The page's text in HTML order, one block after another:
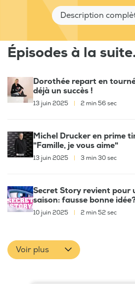
Description
Épisodes à la
Dorothée repart en
déjà un succès !
13 juin 2025 2 min 56 sec
Michel Drucker en prime
"Famille, je vous aime"
13 juin 2025 3 min 30 sec
Secret Story revient pour
saison: fausse bonne
10 juin 2025 2 min 52 sec
Voir plus